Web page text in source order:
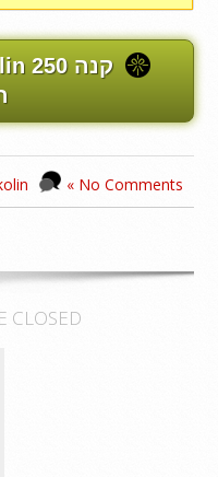
No Comments »
CLOSED